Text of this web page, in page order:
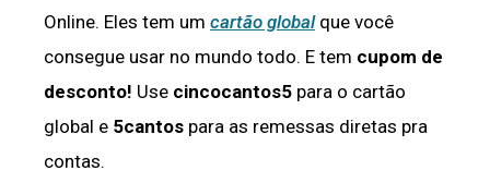
Online. Eles tem um cartão globalque você
consegue usar no mundo todo. E tem cupom de
desconto! Use cincocantos5 para o cartão
global e 5cantos para as remessas diretas pra
contas.